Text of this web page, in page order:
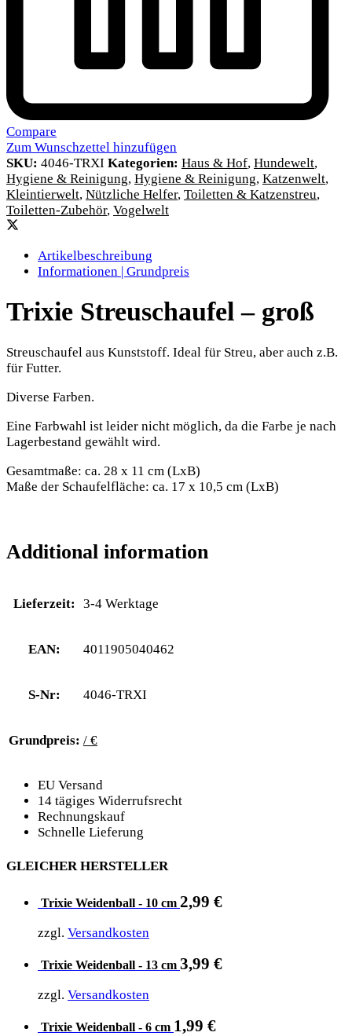
Compare
Zum Wunschzettel hinzufügen
SKU: 4046-TRXI Kategorien: Haus & Hof, Hundewelt,
Hygiene & Reinigung, Hygiene & Reinigung, Katzenwelt,
Kleintierwelt, Nützliche Helfer, Toiletten & Katzenstreu,
Toiletten-Zubehör, Vogelwelt
Artikelbeschreibung
Informationen | Grundpreis
Trixie Streuschaufel – groß
Streuschaufel aus Kunststoff. Ideal für Streu, aber auch z.B.
für Futter.
Diverse Farben.
Eine Farbwahl ist leider nicht möglich, da die Farbe je nach
Lagerbestand gewählt wird.
Gesamtmaße: ca. 28 x 11 cm (LxB)
Maße der Schaufelfläche: ca. 17 x 10,5 cm (LxB)
Additional information
Lieferzeit: 3-4 Werktage
EAN: 4011905040462
S-Nr: 4046-TRXI
Grundpreis: / €
EU Versand
14 tägiges Widerrufsrecht
Rechnungskauf
Schnelle Lieferung
GLEICHER HERSTELLER
Trixie Weidenball - 10 cm 2,99 €
zzgl. Versandkosten
Trixie Weidenball - 13 cm 3,99 €
zzgl. Versandkosten
Trixie Weidenball - 6 cm 1,99 €